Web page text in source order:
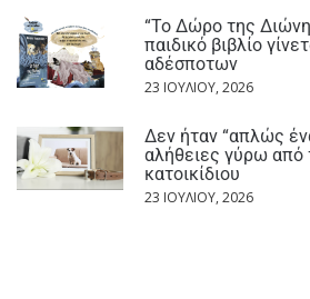
“Το Δώρο της
παιδικό βιβλίο
αδέσποτων
23 ΙΟΥΛΊΟΥ, 2026
Δεν ήταν “απλώς
αλήθειες γύρω από
κατοικίδιου
23 ΙΟΥΛΊΟΥ, 2026